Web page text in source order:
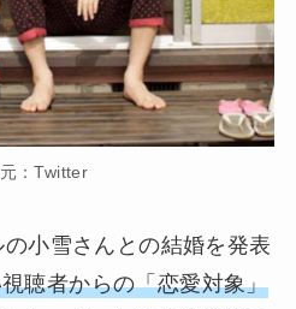
：Twitter
小雪さんとの結婚を発表
聴者からの「恋愛対象」